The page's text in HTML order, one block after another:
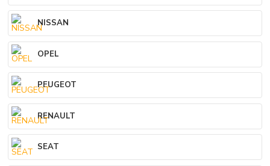
NISSAN
OPEL
PEUGEOT
RENAULT
SEAT